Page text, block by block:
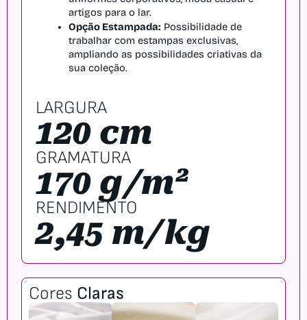
artigos para o lar.
Opção Estampada: Possibilidade de
trabalhar com estampas exclusivas,
ampliando as possibilidades criativas da
sua coleção.
LARGURA
120 cm
GRAMATURA
170 g/m²
RENDIMENTO
2,45 m/kg
Cores Claras